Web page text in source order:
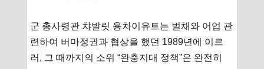
군 총사령관 챠발릿 용차이유트는 벌채와 어업 관
련하여 버마정권과 협상을 했던 1989년에 이르
러, 그 때까지의 소위 “완충지대 정책”은 완전히